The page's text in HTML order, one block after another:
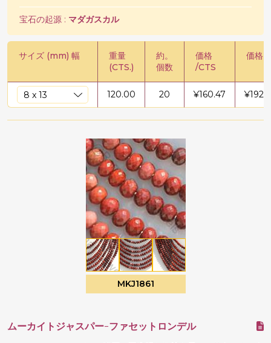
宝石の起源 : マダガスカル
サイズ (mm) 幅
重量
(CTS.)
約。
個数
価格
/CTS
価格 /
120.00 20 ¥160.47 ¥
MKJ1861
ムーカイトジャスパー-ファセットロンデル